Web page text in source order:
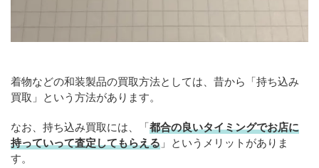
着物などの和装製品の買取方法としては、昔から「持ち込み
買取」という方法があります。
なお、持ち込み買取には、「都合の良いタイミングでお店に
持っていって査定してもらえる 」というメリットがありま
す。